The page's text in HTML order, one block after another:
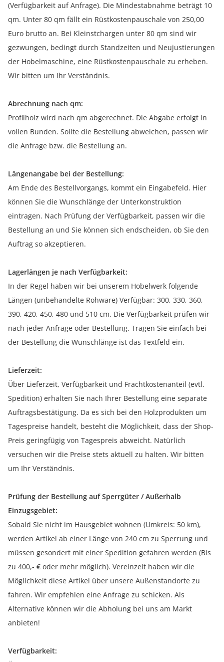
(Verfügbarkeit auf Anfrage). Die Mindestabnahme beträgt 10
qm. Unter 80 qm fällt ein Rüstkostenpauschale von 250,00
Euro brutto an. Bei Kleinstchargen unter 80 qm sind wir
gezwungen, bedingt durch Standzeiten und Neujustierungen
der Hobelmaschine, eine Rüstkostenpauschale zu erheben.
Wir bitten um Ihr Verständnis.
Abrechnung nach qm:
Profilholz wird nach qm abgerechnet. Die Abgabe erfolgt in
vollen Bunden. Sollte die Bestellung abweichen, passen wir
die Anfrage bzw. die Bestellung an.
Längenangabe bei der Bestellung:
Am Ende des Bestellvorgangs, kommt ein Eingabefeld. Hier
können Sie die Wunschlänge der Unterkonstruktion
eintragen. Nach Prüfung der Verfügbarkeit, passen wir die
Bestellung an und Sie können sich endscheiden, ob Sie den
Auftrag so akzeptieren.
Lagerlängen je nach Verfügbarkeit:
In der Regel haben wir bei unserem Hobelwerk folgende
Längen (unbehandelte Rohware) Verfügbar: 300, 330, 360,
390, 420, 450, 480 und 510 cm. Die Verfügbarkeit prüfen wir
nach jeder Anfrage oder Bestellung. Tragen Sie einfach bei
der Bestellung die Wunschlänge ist das Textfeld ein.
Lieferzeit:
Über Lieferzeit, Verfügbarkeit und Frachtkostenanteil (evtl.
Spedition) erhalten Sie nach Ihrer Bestellung eine separate
Auftragsbestätigung. Da es sich bei den Holzprodukten um
Tagespreise handelt, besteht die Möglichkeit, dass der Shop-
Preis geringfügig von Tagespreis abweicht. Natürlich
versuchen wir die Preise stets aktuell zu halten. Wir bitten
um Ihr Verständnis.
Prüfung der Bestellung auf Sperrgüter / Außerhalb
Einzugsgebiet:
Sobald Sie nicht im Hausgebiet wohnen (Umkreis: 50 km),
werden Artikel ab einer Länge von 240 cm zu Sperrung und
müssen gesondert mit einer Spedition gefahren werden (Bis
zu 400,- € oder mehr möglich). Vereinzelt haben wir die
Möglichkeit diese Artikel über unsere Außenstandorte zu
fahren. Wir empfehlen eine Anfrage zu schicken. Als
Alternative können wir die Abholung bei uns am Markt
anbieten!
Verfügbarkeit: